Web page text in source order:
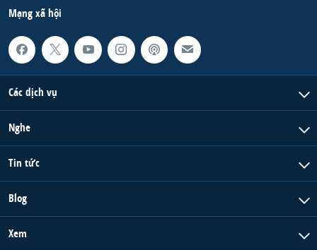
Mạng xã hội
Các dịch vụ
Nghe
Tin tức
Blog
Xem